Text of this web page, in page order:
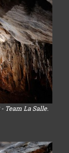
Team La Salle.